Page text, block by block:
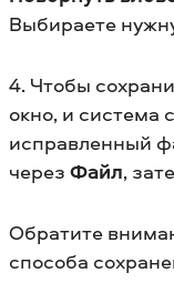
Выбираете
4. Чтобы
окно, и система
исправленный
через Файл,
Обратите
способа